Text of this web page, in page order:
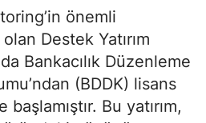
önemli
Destek Yatırım
Bankacılık Düzenleme
(BDDK) lisans
Bu yatırım,